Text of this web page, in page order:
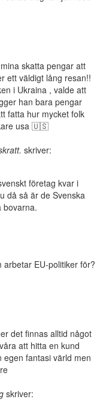
skatta pengar att
ett väldigt lång resan!!
i Ukraina , valde att
han bara pengar
fatta hur mycket folk
usa 🇺🇸
skriver:
företag kvar i
då så är de Svenska
bovarna.
arbetar EU-politiker för?
det finnas alltid något
att hitta en kund
egen fantasi värld men
skriver: